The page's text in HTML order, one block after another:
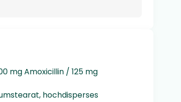
mg Amoxicillin / 125 mg
hochdisperses